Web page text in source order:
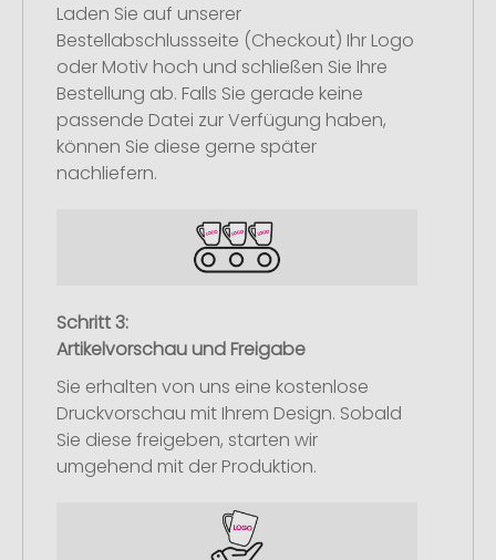
Laden Sie auf unserer
Bestellabschlussseite (Checkout) Ihr Logo
oder Motiv hoch und schließen Sie Ihre
Bestellung ab. Falls Sie gerade keine
passende Datei zur Verfügung haben,
können Sie diese gerne später
nachliefern.
Schritt 3:
Artikelvorschau und Freigabe
Sie erhalten von uns eine kostenlose
Druckvorschau mit Ihrem Design. Sobald
Sie diese freigeben, starten wir
umgehend mit der Produktion.